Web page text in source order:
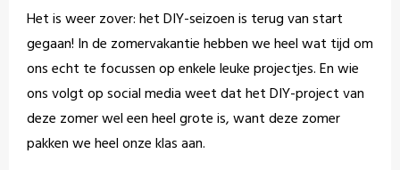
Het is weer zover: het DIY-seizoen is terug van start
gegaan! In de zomervakantie hebben we heel wat tijd om
ons echt te focussen op enkele leuke projectjes. En wie
ons volgt op social media weet dat het DIY-project van
deze zomer wel een heel grote is, want deze zomer
pakken we heel onze klas aan.